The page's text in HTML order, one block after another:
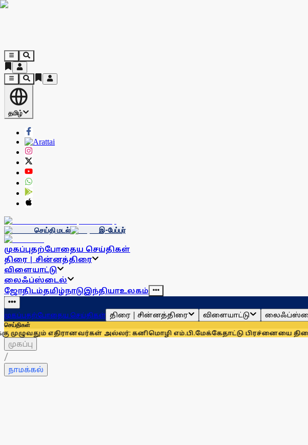
தமிழ்
செய்தி மடல் இ-பேப்பர்
முகப்புதற்போதைய செய்திகள்
திரை | சின்னத்திரை
விளையாட்டு
லைஃப்ஸ்டைல்
ஜோதிடம்தமிழ்நாடுஇந்தியாஉலகம்
முகப்புதற்போதைய செய்திகள் திரை | சின்னத்திரை விளையாட்டு
செய்திகள்
எதிரானவர்கள் அல்லர்: கனிமொழி எம்.பி.மேக்கேதாட்டு பிரச்னையை திசை
முகப்பு
/
நாமக்கல்